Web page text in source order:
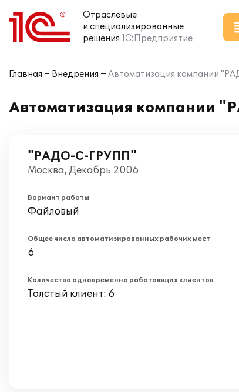
Отраслевые
и специализированные
решения 1С:Предприятие
Главная Внедрения Автоматизация компании
Автоматизация компании
"РАДО-С-ГРУПП"
Москва, Декабрь 2006
Вариант работы
Файловый
Общее число автоматизированных рабочих мест
6
Количество одновременно работающих клиентов
Толстый клиент: 6